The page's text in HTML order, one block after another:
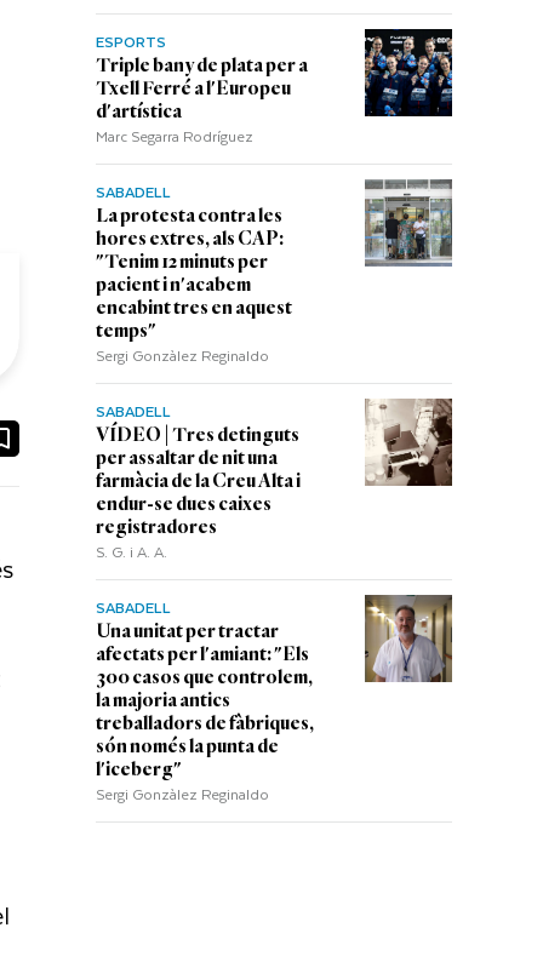
ESPORTS
Triple bany de plata per a
Txell Ferré a l'Europeu
d'artística
Marc Segarra Rodríguez
SABADELL
La protesta contra les
hores extres, als CAP:
"Tenim 12 minuts per
pacient i n'acabem
encabint tres en aquest
temps"
Sergi Gonzàlez Reginaldo
SABADELL
VÍDEO | Tres detinguts
per assaltar de nit una
farmàcia de la Creu Alta i
endur-se dues caixes
registradores
S. G. i A. A.
SABADELL
Una unitat per tractar
afectats per l'amiant: "Els
300 casos que controlem,
la majoria antics
treballadors de fàbriques,
són només la punta de
l'iceberg"
Sergi Gonzàlez Reginaldo